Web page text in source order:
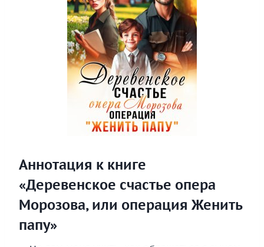
Аннотация к книге
«Деревенское счастье опера
Морозова, или операция Женить
папу»